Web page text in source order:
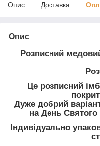
Опис Доставка
Опис
Розписний
Це розписний
Дуже добрий
на День
Індивідуально